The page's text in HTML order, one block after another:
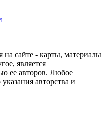
на сайте - карты, материалы
является
ее авторов. Любое
авторства и